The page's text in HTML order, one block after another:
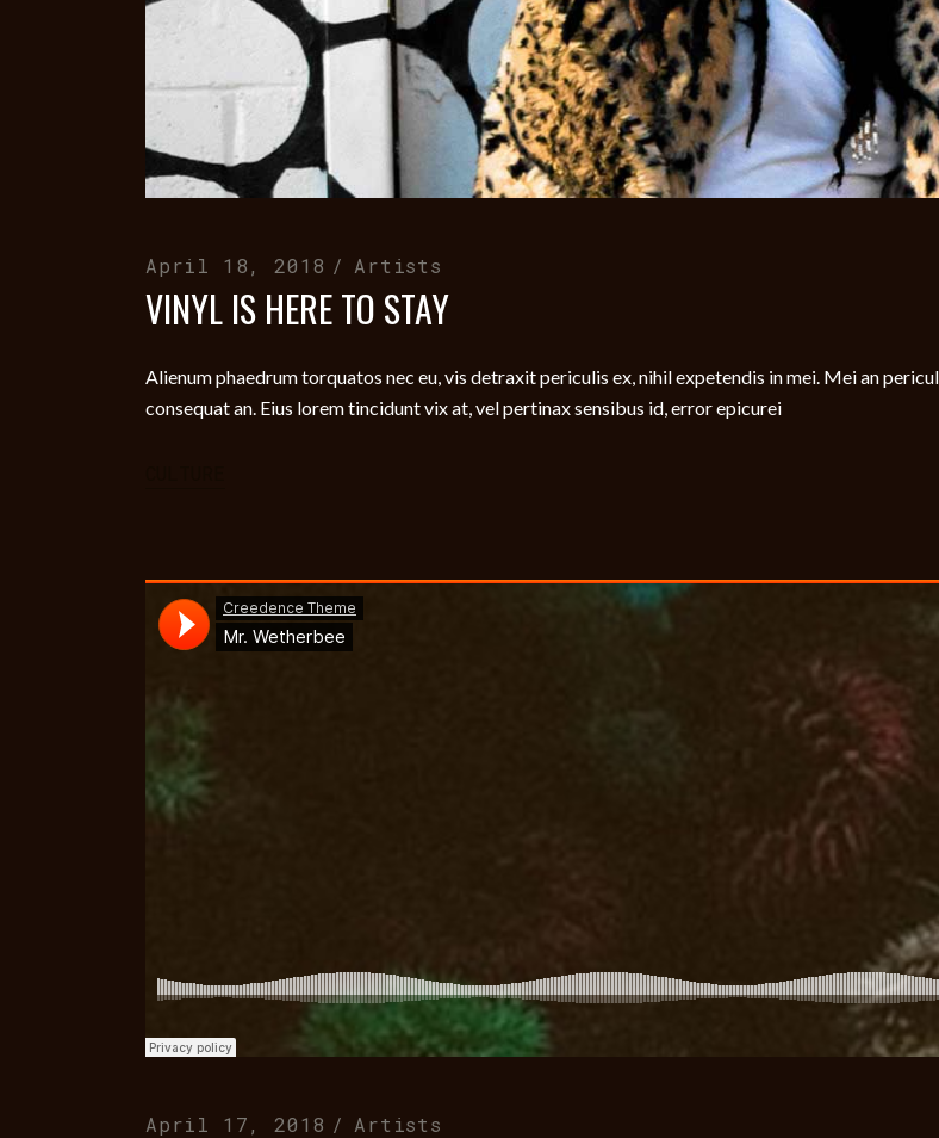
April 18, 2018 Artists
VINYL IS HERE TO STAY
Alienum phaedrum torquatos nec eu, vis detraxit periculis ex, nihil expetendis in mei. Mei an
consequat an. Eius lorem tincidunt vix at, vel pertinax sensibus id, error epicurei
April 17, 2018 Artists